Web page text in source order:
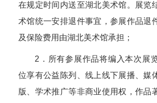
在规定时间内送至湖北美术馆。展览
术馆统一安排退件事宜，参展作品退
及保险费用由湖北美术馆承担；
2．所有参展作品将编入本次展
位享有公益陈列、线上线下展播、媒
版、学术推广等非商业使用权，作品